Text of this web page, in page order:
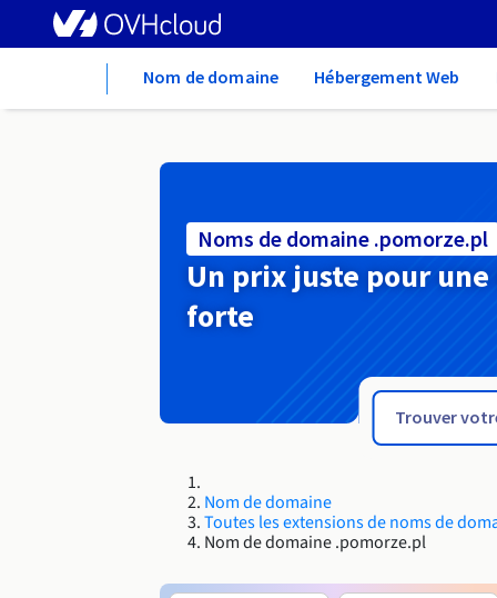
Nom de domaine Hébergement Web
Noms de domaine .pomorze.pl
Un prix juste pour
forte
Nom de domaine
Toutes les extensions de noms de
Nom de domaine .pomorze.pl